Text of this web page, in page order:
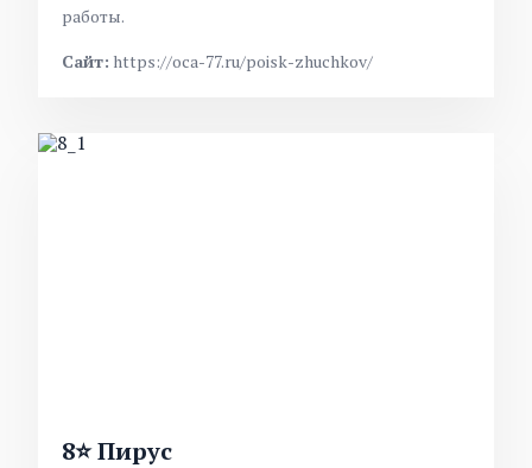
работы.
Сайт: https://oca-77.ru/poisk-zhuchkov/
8⭐ Пирус